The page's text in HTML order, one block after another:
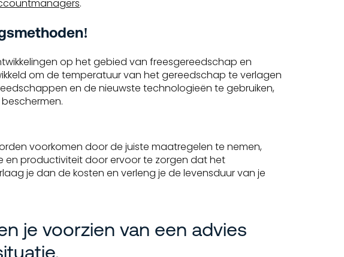
.
op het gebied van freesgereedschap en
om de temperatuur van het gereedschap te verlagen
en de nieuwste technologieën te gebruiken,
voorkomen door de juiste maatregelen te nemen,
en productiviteit door ervoor te zorgen dat het
je dan de kosten en verleng je de levensduur van je
je voorzien van een advies